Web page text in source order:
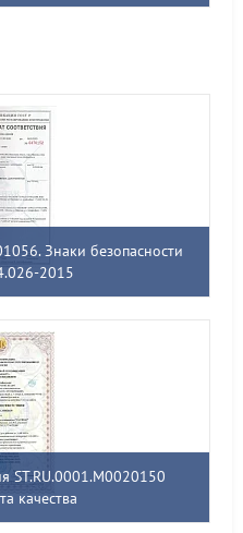
Знаки безопасности
2015
ST.RU.0001.M0020150
качества